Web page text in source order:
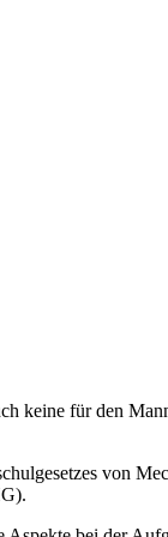
keine für den
von